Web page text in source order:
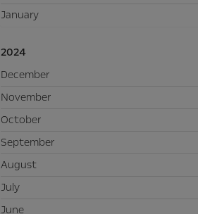
January
2024
December
November
October
September
August
July
June